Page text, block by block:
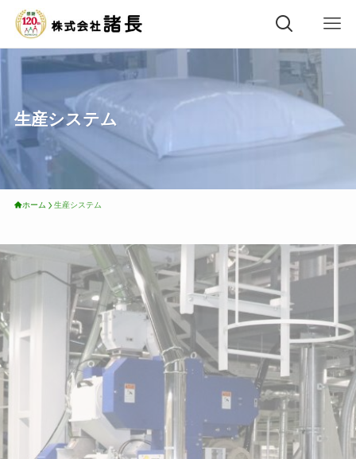
生産システム
ホーム 生産システム